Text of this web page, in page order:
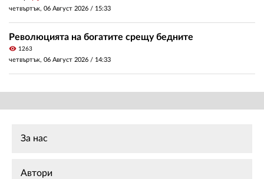
четвъртък, 06 Август 2026 / 15:33
Революцията на богатите срещу бедните
visibility 1263
четвъртък, 06 Август 2026 / 14:33
За нас
Автори